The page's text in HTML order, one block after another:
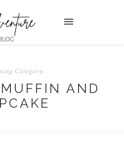
Category:
AND